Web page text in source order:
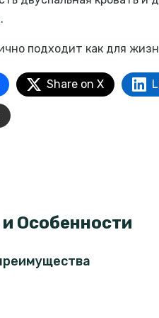
подходит как для
Share on X
Особенности